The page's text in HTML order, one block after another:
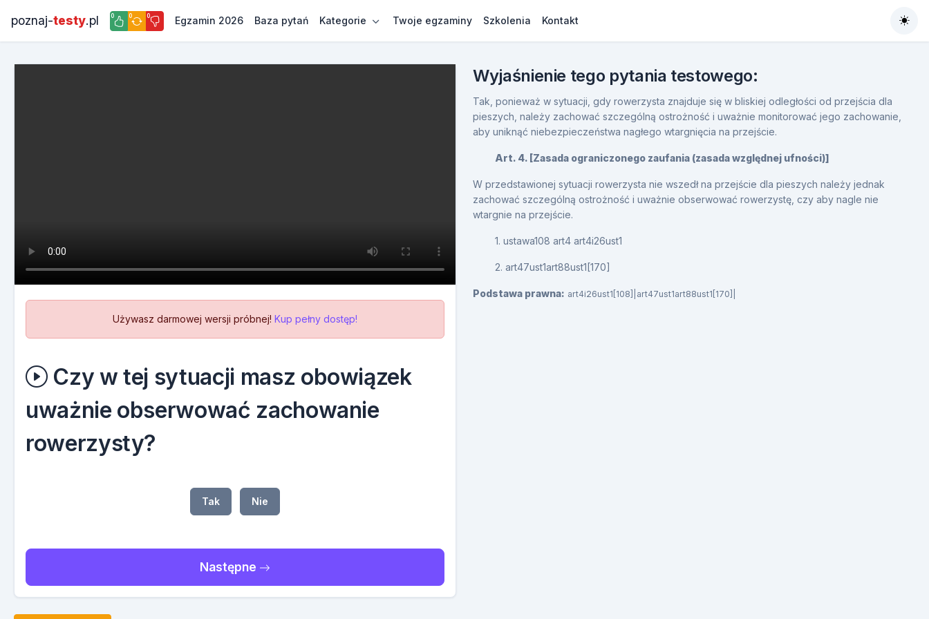
poznaj-testy.pl 0 0 0 Egzamin 2026 Baza pytań Kategorie Twoje egzaminy Szkolenia Kontakt
Używasz darmowej wersji próbnej! Kup pełny dostęp!
Czy w tej sytuacji masz obowiązek
uważnie obserwować zachowanie
rowerzysty?
Tak Nie
Następne
Wyjaśnienie tego pytania testowego:
Tak, ponieważ w sytuacji, gdy rowerzysta znajduje się w bliskiej odległości od przejścia dla
pieszych, należy zachować szczególną ostrożność i uważnie monitorować jego zachowanie,
aby uniknąć niebezpieczeństwa nagłego wtargnięcia na przejście.
Art. 4. [Zasada ograniczonego zaufania (zasada względnej ufności)]
W przedstawionej sytuacji rowerzysta nie wszedł na przejście dla pieszych należy jednak
zachować szczególną ostrożność i uważnie obserwować rowerzystę, czy aby nagle nie
wtargnie na przejście.
1. ustawa108 art4 art4i26ust1
2. art47ust1art88ust1[170]
Podstawa prawna: art4i26ust1[108]|art47ust1art88ust1[170]|